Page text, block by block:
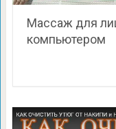
Массаж для
компьютером